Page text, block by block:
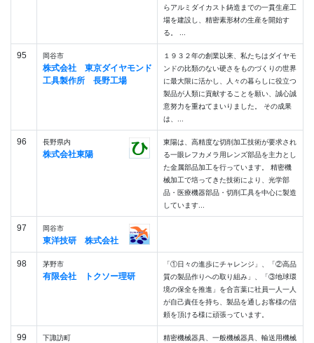
らアルミダイカスト鋳造までの一貫生産工
場を建設し、精密素形材の生産を開始す
る。 ...
95 岡谷市
株式会社 東京ダイヤモンド
工具製作所 長野工場
１９３２年の創業以来、私たちはダイヤモ
ンドの比類のない硬さをものづくりの世界
に最大限に活かし、人々の暮らしに役立つ
製品が人類に貢献することを願い、誠心誠
意努力を重ねてまいりました。 その成果
は、...
96 長野県内
株式会社東陽
東陽は、高精度な切削加工技術が要求され
る一眼レフカメラ用レンズ部品を主力とし
た金属部品加工を行っています。 精密機
械加工で培ってきた技術により、光学部
品・医療機器部品・切削工具を中心に製造
しています...
97 岡谷市
東洋技研 株式会社
98 茅野市
有限会社 トクソー理研
「①日々の進歩にチャレンジ」、「②高品
質の製品作りへの取り組み」、「③地球環
境の保全を推進」を合言葉に社員一人一人
が自己責任を持ち、製品を通しお客様の信
頼を頂ける様に頑張っています。
99 下諏訪町
精密機械器具、一般機械器具、輸送用機械